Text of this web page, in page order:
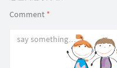
Comment *